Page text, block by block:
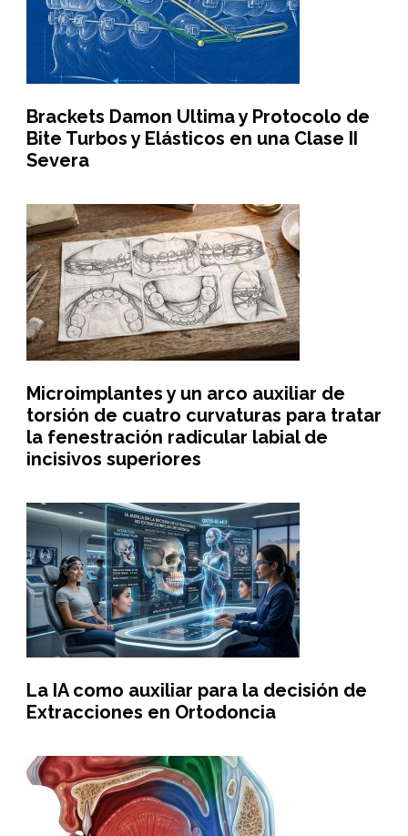
Brackets Damon Ultima y Protocolo de
Bite Turbos y Elásticos en una Clase II
Severa
Microimplantes y un arco auxiliar de
torsión de cuatro curvaturas para tratar
la fenestración radicular labial de
incisivos superiores
La IA como auxiliar para la decisión de
Extracciones en Ortodoncia